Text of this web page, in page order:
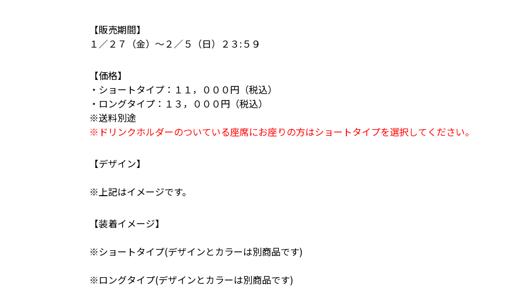
【販売期間】
１／２７（金）～２／５（日）２３:５９
【価格】
・ショートタイプ：１１，０００円（税込）
・ロングタイプ：１３，０００円（税込）
※送料別途
※ドリンクホルダーのついている座席にお座りの方はショートタイプを選択してください。
【デザイン】
※上記はイメージです。
【装着イメージ】
※ショートタイプ(デザインとカラーは別商品です)
※ロングタイプ(デザインとカラーは別商品です)